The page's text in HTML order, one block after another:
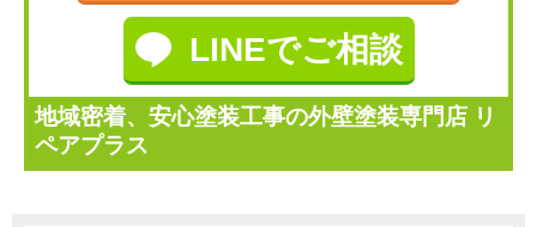
LINEでご相談
地域密着、安心塗装工事の外壁塗装専門店 リ
ペアプラス